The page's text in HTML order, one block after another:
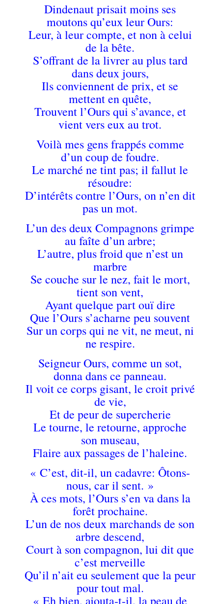
Dindenaut prisait moins ses
moutons qu’eux leur Ours:
Leur, à leur compte, et non à celui
de la bête.
S’offrant de la livrer au plus tard
dans deux jours,
Ils conviennent de prix, et se
mettent en quête,
Trouvent l’Ours qui s’avance, et
vient vers eux au trot.
Voilà mes gens frappés comme
d’un coup de foudre.
Le marché ne tint pas; il fallut le
résoudre:
D’intérêts contre l’Ours, on n’en dit
pas un mot.
L’un des deux Compagnons grimpe
au faîte d’un arbre;
L’autre, plus froid que n’est un
marbre
Se couche sur le nez, fait le mort,
tient son vent,
Ayant quelque part ouï dire
Que l’Ours s’acharne peu souvent
Sur un corps qui ne vit, ne meut, ni
ne respire.
Seigneur Ours, comme un sot,
donna dans ce panneau.
Il voit ce corps gisant, le croit privé
de vie,
Et de peur de supercherie
Le tourne, le retourne, approche
son museau,
Flaire aux passages de l’haleine.
« C’est, dit-il, un cadavre: Ôtons-
nous, car il sent. »
À ces mots, l’Ours s’en va dans la
forêt prochaine.
L’un de nos deux marchands de son
arbre descend,
Court à son compagnon, lui dit que
c’est merveille
Qu’il n’ait eu seulement que la peur
pour tout mal.
« Eh bien, ajouta-t-il, la peau de